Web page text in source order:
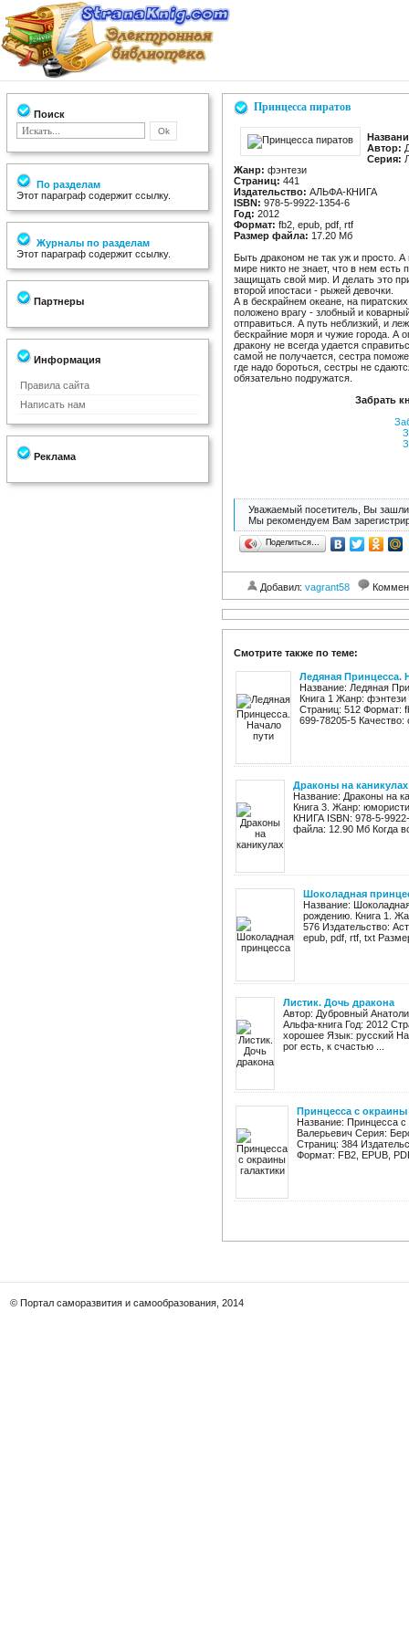
Поиск
По разделам
Этот параграф содержит ссылку.
Журналы по разделам
Этот параграф содержит ссылку.
Партнеры
Информация
Правила сайта
Написать нам
Реклама
Принцесса пиратов
Автор:
Серия:
Жанр: фэнтези
Страниц: 441
Издательство: АЛЬФА-КНИГА
ISBN: 978-5-9922-1354-6
Год: 2012
Формат: fb2, epub, pdf, rtf
Размер файла: 17.20 Мб
Быть драконом не так уж и просто.
мире никто не знает, что в нем есть
защищать свой мир. И делать это
второй ипостаси - рыжей девочки.
А в бескрайнем океане, на
положено врагу - злобный и
отправиться. А путь неблизкий, и
бескрайние моря и чужие города. А
дракону не всегда удается
самой не получается, сестра
где надо бороться, сестры не
обязательно подружатся.
Забрать
Уважаемый посетитель, Вы зашли
Мы рекомендуем Вам
Поделиться…
Добавил: vagrant58
Смотрите также по теме:
Ледяная Принцесса.
Название: Ледяная
Книга 1 Жанр:
Страниц: 512 Формат:
699-78205-5 Качество:
Драконы на каникулах
Название: Драконы на
Книга 3. Жанр:
КНИГА ISBN: 978-5-
файла: 12.90 Мб Когда
Шоколадная
Название:
рождению. Книга 1.
576 Издательство:
epub, pdf, rtf, txt
Листик. Дочь дракона
Автор: Дубровный
Альфа-книга Год: 2012
хорошее Язык: русский
рог есть, к счастью ...
Принцесса с окраины
Название: Принцесса с
Валерьевич Серия:
Страниц: 384
Формат: FB2, EPUB,
© Портал саморазвития и самообразования, 2014